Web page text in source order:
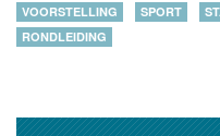
VOORSTELLING
SPORT
RONDLEIDING